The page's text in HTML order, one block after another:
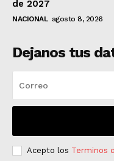
de 2027
NACIONAL agosto 8, 2026
Dejanos tus
Acepto los Terminos